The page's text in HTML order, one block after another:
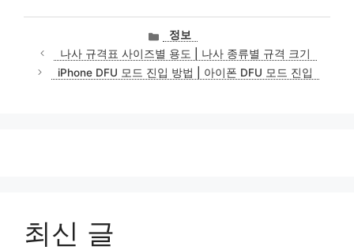
카
테
고
리
정보
나사 규격표 사이즈별 용도 | 나사 종류별 규격 크기
iPhone DFU 모드 진입 방법 | 아이폰 DFU 모드 진입
최신 글